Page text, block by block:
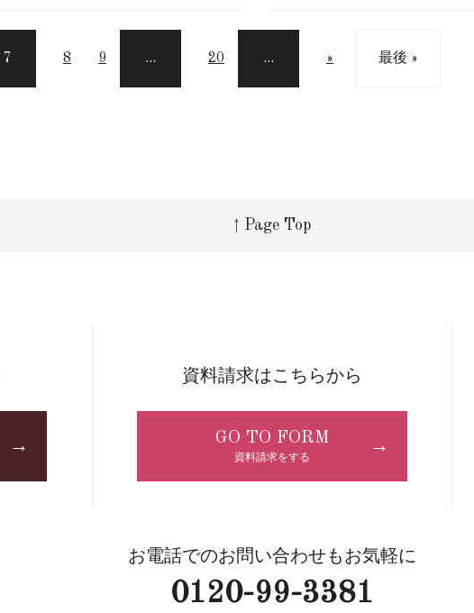
7 8 9 ... 20 ... » 最後 »
↑ Page Top
→
資料請求はこちらから
GO TO FORM
資料請求をする
→
お電話でのお問い合わせもお気軽に
0120-99-3381